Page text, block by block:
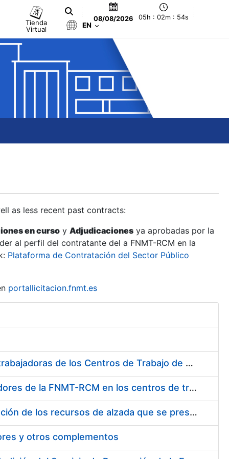
Tienda
Virtual
08/08/2026 05h : 02m : 55s
EN
as less recent past contracts:
en curso y Adjudicaciones ya aprobadas por la
al perfil del contratante del a FNMT-RCM en la
Plataforma de Contratación del Sector Público
portallicitacion.fnmt.es
Suministro de Protectores Auditivos a medida para las personas trabajadoras de los Centros de Trabajo de Madrid y Burgos
Suministro de gafas graduadas antiproyecciones para los trabajadores de la FNMT-RCM en los centros de trabajo de Madrid y Burgos
Servicios de una empresa externa para el asesoramiento y resolución de los recursos de alzada que se presentan relacionados con procesos de selección para la FNMT-RCM
y otros complementos